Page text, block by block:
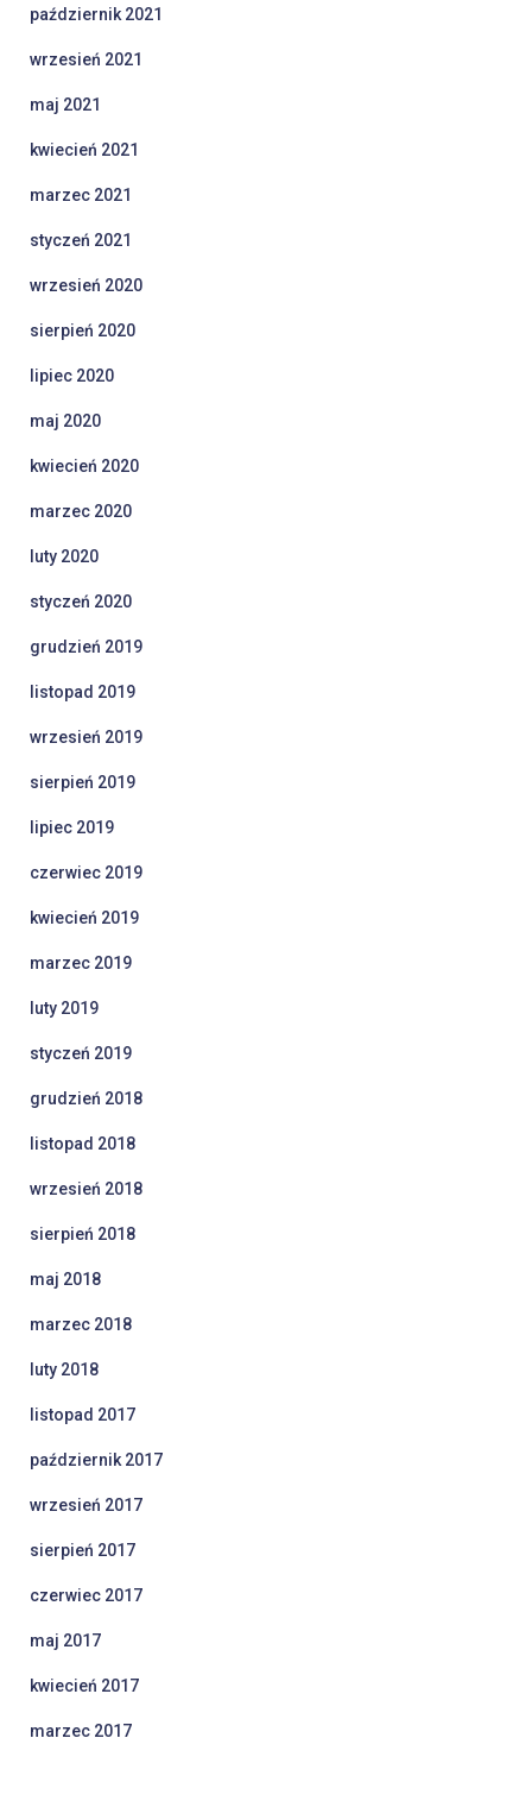
październik 2021
wrzesień 2021
maj 2021
kwiecień 2021
marzec 2021
styczeń 2021
wrzesień 2020
sierpień 2020
lipiec 2020
maj 2020
kwiecień 2020
marzec 2020
luty 2020
styczeń 2020
grudzień 2019
listopad 2019
wrzesień 2019
sierpień 2019
lipiec 2019
czerwiec 2019
kwiecień 2019
marzec 2019
luty 2019
styczeń 2019
grudzień 2018
listopad 2018
wrzesień 2018
sierpień 2018
maj 2018
marzec 2018
luty 2018
listopad 2017
październik 2017
wrzesień 2017
sierpień 2017
czerwiec 2017
maj 2017
kwiecień 2017
marzec 2017